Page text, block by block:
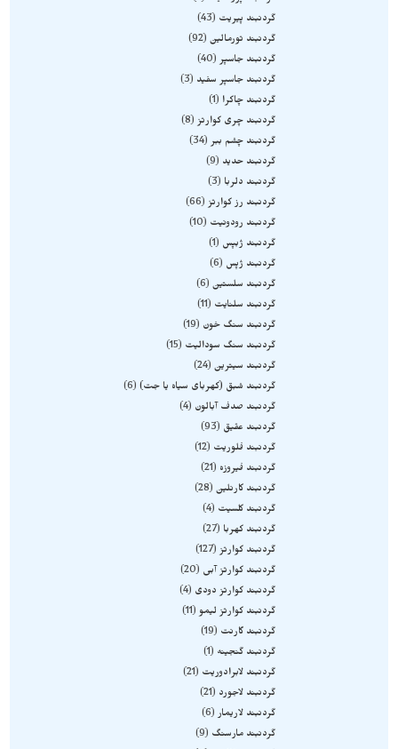
گردنبند پیریت
43
گردنبند تورمالین 92
گردنبند جاسپر 40
گردنبند جاسپر سفید
3
گردنبند چاکرا
1
گردنبند چری کوارتز 8
گردنبند چشم ببر 34
گردنبند حدید
9
گردنبند دلربا
3
گردنبند رز کوارتز 66
گردنبند رودونیت
10
گردنبند ژبپس
1
گردنبند ژپس
6
گردنبند سلستین 6
گردنبند سلنایت
11
گردنبند سنگ خون
19
گردنبند سنگ سودالیت
15
گردنبند سیترین 24
گردنبند شبق (کهربای سیاه یا جت) 6
گردنبند صدف آبالون
4
گردنبند عقیق
93
گردنبند فلوریت
12
گردنبند فیروزه
21
گردنبند کارنلین 28
گردنبند کلسیت
4
گردنبند کهربا
27
گردنبند کوارتز 127
گردنبند کوارتز آبی
20
گردنبند کوارتز دودی
4
گردنبند کوارتز لیمو 11
گردنبند گارنت
19
گردنبند گنجینه
1
گردنبند لابرادوریت
21
گردنبند لاجورد
21
گردنبند لاریمار 6
گردنبند مارسنگ
9